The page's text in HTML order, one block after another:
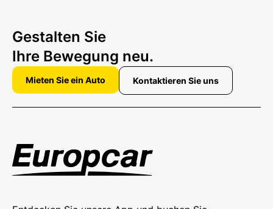
Gestalten Sie
Ihre Bewegung neu.
Mieten Sie ein Auto Kontaktieren Sie uns